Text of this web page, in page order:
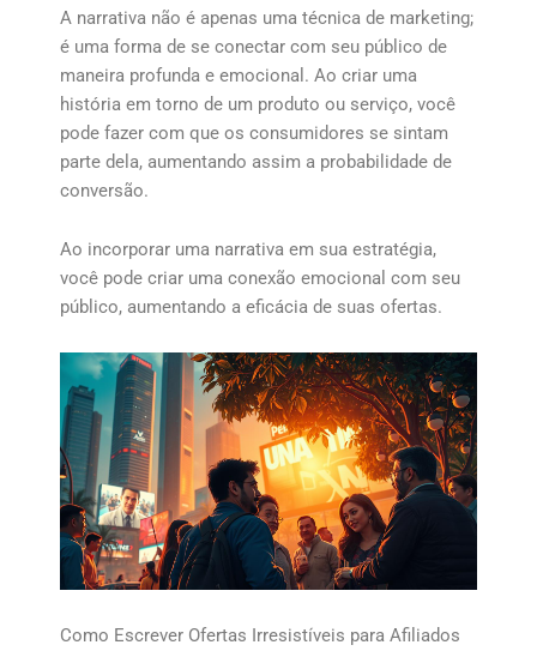
A narrativa não é apenas uma técnica de marketing;
é uma forma de se conectar com seu público de
maneira profunda e emocional. Ao criar uma
história em torno de um produto ou serviço, você
pode fazer com que os consumidores se sintam
parte dela, aumentando assim a probabilidade de
conversão.
Ao incorporar uma narrativa em sua estratégia,
você pode criar uma conexão emocional com seu
público, aumentando a eficácia de suas ofertas.
Como Escrever Ofertas Irresistíveis para Afiliados